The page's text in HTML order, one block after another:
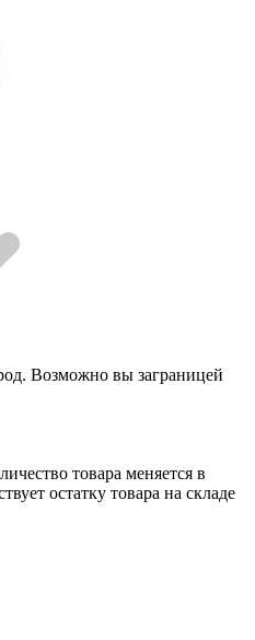
Возможно вы заграницей
товара меняется в
остатку товара на складе